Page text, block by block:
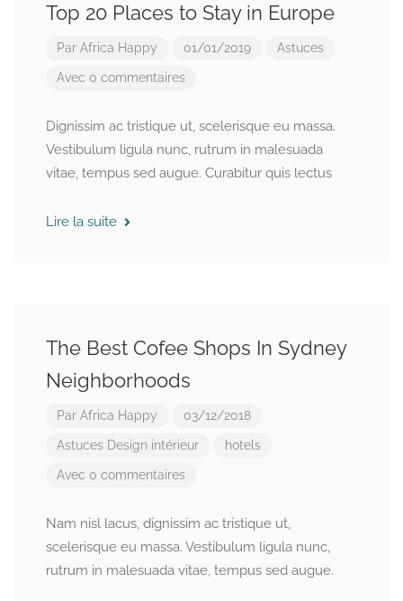
Top 20 Places to Stay in Europe
Par Africa Happy 01/01/2019 Astuces
Avec 0 commentaires
Dignissim ac tristique ut, scelerisque eu massa.
Vestibulum ligula nunc, rutrum in malesuada
vitae, tempus sed augue. Curabitur quis lectus
Lire la suite
The Best Cofee Shops In Sydney
Neighborhoods
Par Africa Happy 03/12/2018
Astuces Design intérieur hotels
Avec 0 commentaires
Nam nisl lacus, dignissim ac tristique ut,
scelerisque eu massa. Vestibulum ligula nunc,
rutrum in malesuada vitae, tempus sed augue.